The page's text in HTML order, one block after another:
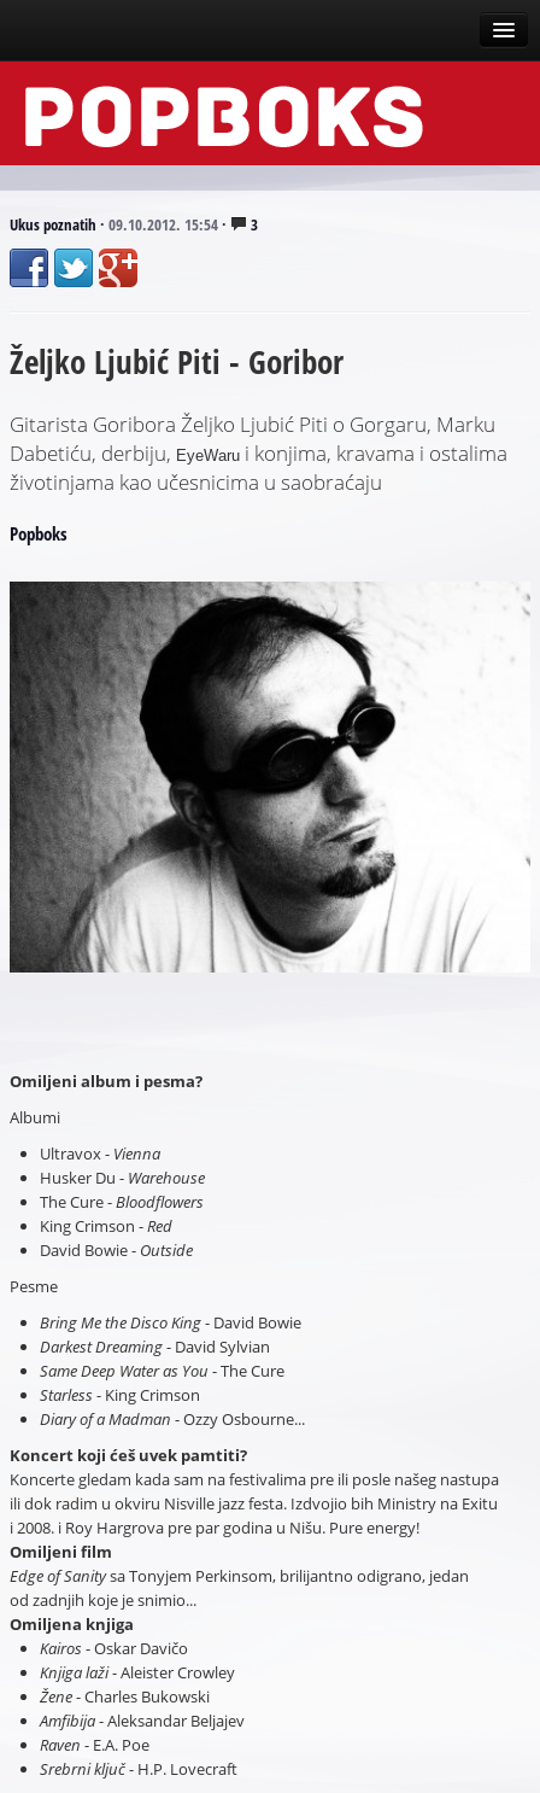
Vesti
Događaji
Tekstovi
Scena
Ukus poznatih · 09.10.2012. 15:54· 3
Željko Ljubić Piti - Goribor
Gitarista Goribora Željko Ljubić Piti o Gorgaru, Marku
Dabetiću, derbiju, EyeWarui konjima, kravama i ostalima
životinjama kao učesnicima u saobraćaju
Popboks
Omiljeni album i pesma?
Albumi
Ultravox - Vienna
Husker Du - Warehouse
The Cure -Bloodflowers
King Crimson -Red
David Bowie - Outside
Pesme
Bring Me the Disco King- David Bowie
Darkest Dreaming- David Sylvian
Same Deep Water as You - The Cure
Starless- King Crimson
Diary of a Madman - Ozzy Osbourne...
Koncert koji ćeš uvek pamtiti?
Koncerte gledam kada sam na festivalima pre ili posle našeg nastupa
ili dok radim u okviru Nisville jazz festa. Izdvojio bih Ministry na Exitu
i 2008. i Roy Hargrova pre par godina u Nišu. Pure energy!
Omiljeni film
Edge of Sanitysa Tonyjem Perkinsom, brilijantno odigrano, jedan
od zadnjih koje je snimio...
Omiljena knjiga
Kairos- Oskar Davičo
Knjiga laži- Aleister Crowley
Žene- Charles Bukowski
Amfibija- Aleksandar Beljajev
Raven - E.A. Poe
Srebrni ključ- H.P. Lovecraft